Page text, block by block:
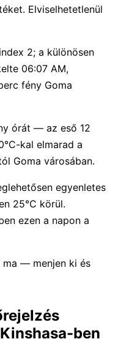
Elviselhetetlenül
2; a különösen
06:07 AM,
fény Goma
órát — az eső 12
kal elmarad a
Goma városában.
egyenletes
25°C körül.
ezen a napon a
ma — menjen ki és
ben